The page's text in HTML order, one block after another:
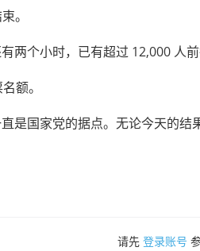
。
两个小时，已有超过 12,000 人前
额。
是国家党的据点。无论今天的
请先 登录账号